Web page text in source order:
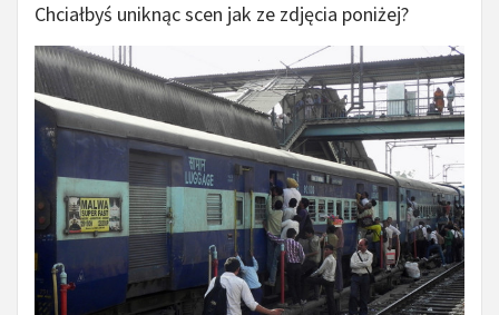
Chciałbyś uniknąc scen jak ze zdjęcia poniżej?